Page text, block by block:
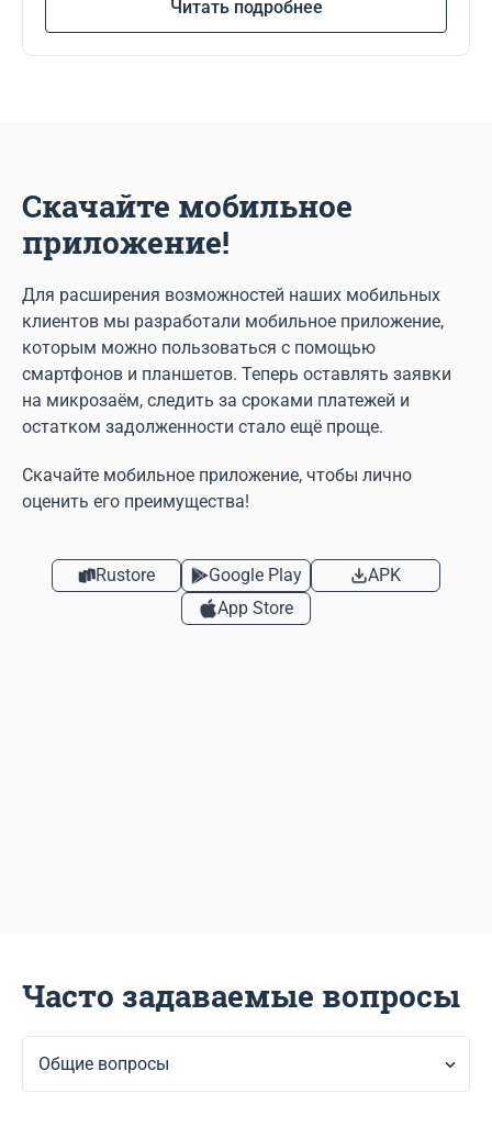
Читать подробнее
Скачайте мобильное
приложение!
Для расширения возможностей наших мобильных
клиентов мы разработали мобильное приложение,
которым можно пользоваться с помощью
смартфонов и планшетов. Теперь оставлять заявки
на микрозаём, следить за сроками платежей и
остатком задолженности стало ещё проще.
Скачайте мобильное приложение, чтобы лично
оценить его преимущества!
Rustore Google Play
APK
App Store
Часто задаваемые вопросы
Общие вопросы